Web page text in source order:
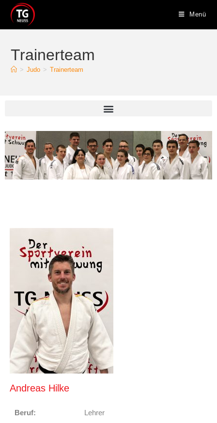
Menü
Trainerteam
> Judo > Trainerteam
Andreas Hilke
Beruf: Lehrer